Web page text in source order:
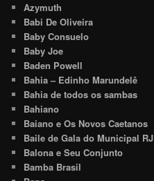
Azymuth
Babi De Oliveira
Baby Consuelo
Baby Joe
Baden Powell
Bahia – Edinho Marundelê
Bahia de todos os sambas
Bahiano
Baiano e Os Novos Caetanos
Baile de Gala do Municipal RJ
Balona e Seu Conjunto
Bamba Brasil